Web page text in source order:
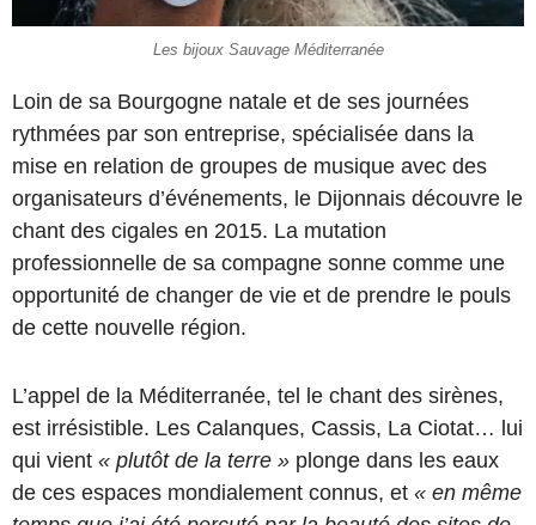
Les bijoux Sauvage Méditerranée
Loin de sa Bourgogne natale et de ses journées
rythmées par son entreprise, spécialisée dans la
mise en relation de groupes de musique avec des
organisateurs d’événements, le Dijonnais découvre le
chant des cigales en 2015. La mutation
professionnelle de sa compagne sonne comme une
opportunité de changer de vie et de prendre le pouls
de cette nouvelle région.
L’appel de la Méditerranée, tel le chant des sirènes,
est irrésistible. Les Calanques, Cassis, La Ciotat… lui
qui vient « plutôt de la terre » plonge dans les eaux
de ces espaces mondialement connus, et « en même